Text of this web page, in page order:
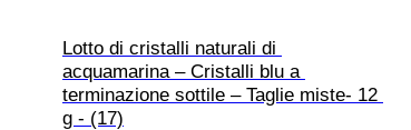
Lotto di cristalli naturali di
acquamarina – Cristalli blu a
terminazione sottile – Taglie miste- 12
g - (17)